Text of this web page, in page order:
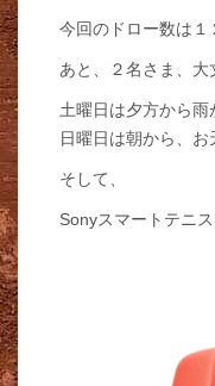
今回のドロー数は１
あと、２名さま、大
土曜日は夕方から
日曜日は朝から、お
そして、
Sonyスマートテニ